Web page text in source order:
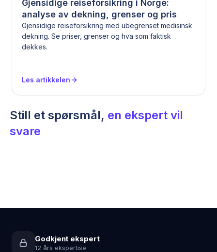
Gjensidige reiseforsikring i Norge:
analyse av dekning, grenser og pris
Gjensidige reiseforsikring med ubegrenset medisinsk
dekning. Se priser, grenser og hva som faktisk
dekkes.
Les artikkelen
Still et spørsmål, en ekspert vil
svare
Godkjent ekspert
12 års ekspertise